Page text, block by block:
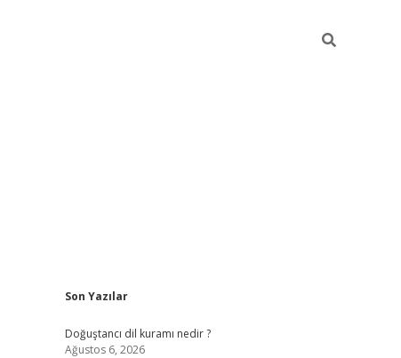
Sidebar
Son Yazılar
Doğuştancı dil kuramı nedir ?
Ağustos 6, 2026